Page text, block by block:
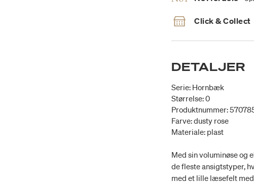
Click & Collect
DETALJER
Serie: Hornbæk
Størrelse: 0
Produktnummer:
Farve: dusty rose
Materiale: plast
Med sin voluminøse og
de fleste ansigtstyper,
med et lille læsefelt